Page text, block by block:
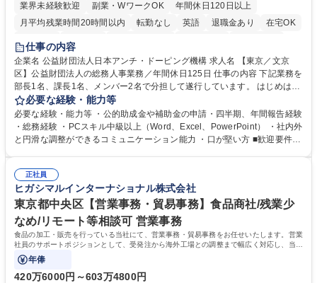
業界未経験歓迎
副業・WワークOK
年間休日120日以上
月平均残業時間20時間以内
転勤なし 英語 退職金あり
在宅OK
賞与あり
育休あり
食事補助あり
仕事の内容
企業名 公益財団法人日本アンチ・ドーピング機構 求人名 【東京／文京
区】公益財団法人の総務人事業務／年間休日125日 仕事の内容 下記業務を
部長1名、課長1名、メンバー2名で分担して遂行しています。 はじめは担
当者として業務を覚えていただき、ゆくゆくはリーダーやマネージャーポ
ジションとして活躍いただくことを期待しています。 【総務・人事グルー
プの業務内容】 ・人事制度関連 ・採用活動 ・教育研修の企画、実行 ・勤
怠管理 ・官公庁への各種提出 ・法定の会議運営（評議員会、理事会） ・
管理 ・福利厚生関連 ・職員からの問合せ、相談対応 ・その他日常の総務
業務全般 募集職種 【東京／文京区】公益財団法人の総務人事業務／年間
休日125日
必要な経験・能力等
必要な経験・能力等 ・公的助成金や補助金の申請・四半期、年間報告経験
・総務経験 ・PCスキル中級以上（Word、Excel、PowerPoint） ・社内外
と円滑な調整ができるコミュニケーション能力 ・口が堅い方 ■歓迎要件
正社員
ヒガシマルインターナショナル株式会社
東京都中央区【営業事務・貿易事務】食品商社/残業少
なめ/リモート等相談可 営業事務
食品の加工・販売を行っている当社にて、営業事務・貿易事務をお任せいたします。営業
社員のサポートポジションとして、受発注から海外工場との調整まで幅広く対応し、当社
事業の根幹を支えていただきます。
年俸
420万6000円～603万4800円